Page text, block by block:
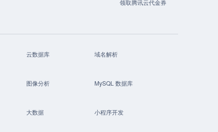
领取腾讯云代金券
云数据库 域名解析
图像分析 MySQL 数据库
大数据 小程序开发